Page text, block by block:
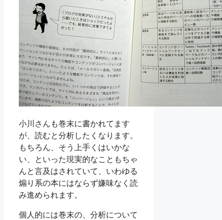
小川さんも巻末に書かれてます
が、読むと分析したくなります。
もちろん、そう上手くはいかな
い、といった現実的なこともちゃ
んと言及はされていて、いわゆる
煽り系の本にはならず嫌味なく読
み進められます。
個人的には巻末の、分析について